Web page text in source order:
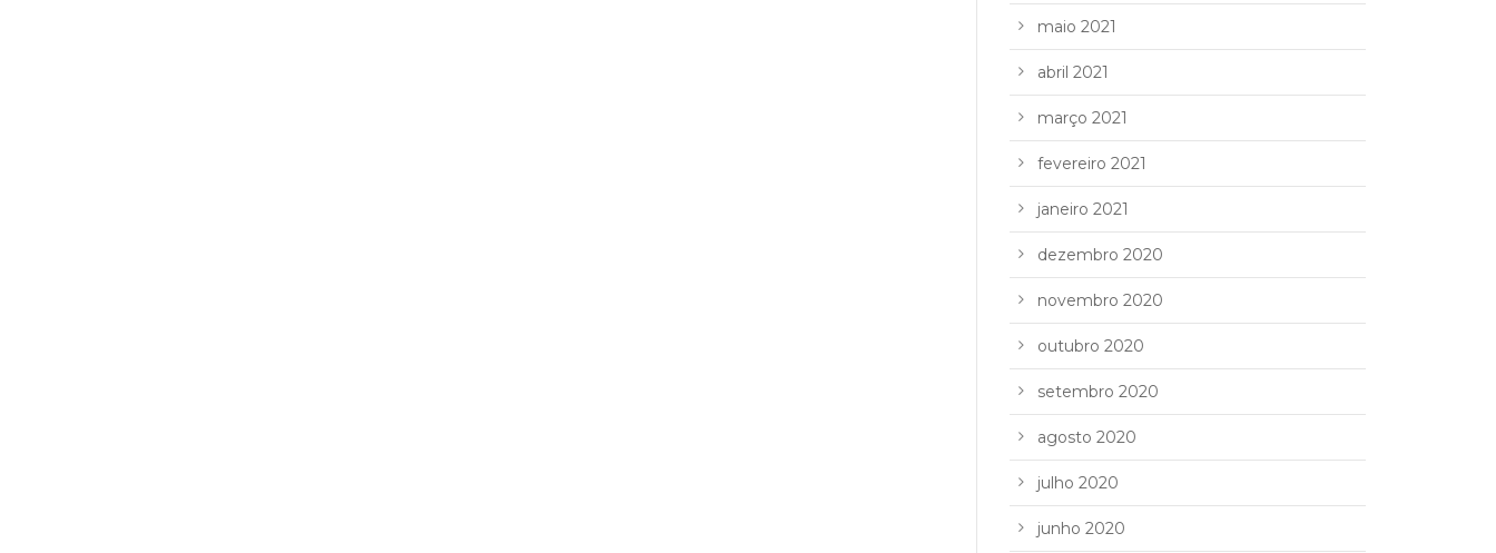
maio 2021
abril 2021
março 2021
fevereiro 2021
janeiro 2021
dezembro 2020
novembro 2020
outubro 2020
setembro 2020
agosto 2020
julho 2020
junho 2020